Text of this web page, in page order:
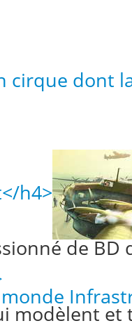
cirque dont
h4>
de BD
modèlent